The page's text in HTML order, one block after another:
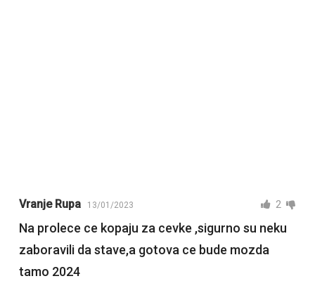
Vranje Rupa 13/01/2023 2
Na prolece ce kopaju za cevke ,sigurno su neku
zaboravili da stave,a gotova ce bude mozda
tamo 2024